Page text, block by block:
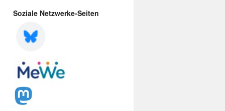
Soziale Netzwerke-Seiten